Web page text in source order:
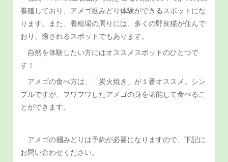
養殖しており、アメゴ掴みどり体験ができるスポットにな
ります。また、養殖場の周りには、多くの野良猫が住んで
おり、癒されるスポットでもあります。
自然を体験したい方にはオススメスポットのひとつで
す！
アメゴの食べ方は、「炭火焼き」が１番オススメ。シン
プルですが、フワフワしたアメゴの身を堪能して食べるこ
とができます。
アメゴの摑みどりは予約が必要になりますので、下記に
お問い合わせください。